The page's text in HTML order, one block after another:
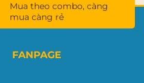
Mua theo combo, càng
mua càng rẻ
FANPAGE